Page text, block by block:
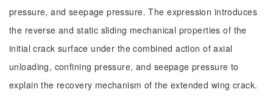
pressure, and seepage pressure. The expression introduces
the reverse and static sliding mechanical properties of the
initial crack surface under the combined action of axial
unloading, confining pressure, and seepage pressure to
explain the recovery mechanism of the extended wing crack.